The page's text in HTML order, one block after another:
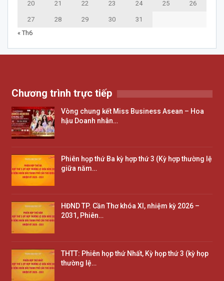
20 21 22 23 24 25 26
27 28 29 30
31
« Th6
Chương trình trực tiếp
Vòng chung kết Miss Business Asean – Hoa
hậu Doanh nhân…
Phiên họp thứ Ba kỳ hợp thứ 3 (Kỳ hợp thường lệ
giữa năm…
HĐND TP. Cần Thơ khóa XI, nhiệm kỳ 2026 –
2031, Phiên…
THTT: Phiên họp thứ Nhất, Kỳ họp thứ 3 (kỳ họp
thường lệ…